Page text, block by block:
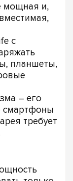
мощная и,
с
планшеты,
– его
смартфоны
требует